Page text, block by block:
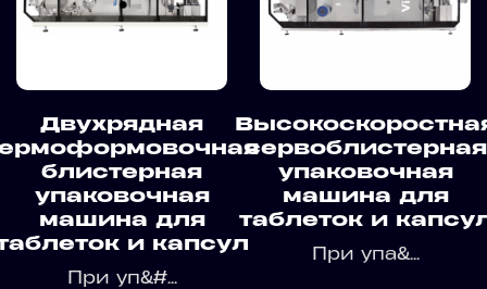
Двухрядная
блистерная
упаковочная
машина для
и капсул
При уп&#...
сервоблистерная
упаковочная
машина для
таблеток и
При упа&...